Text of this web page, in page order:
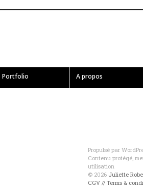
Portfolio A propos
Propulsé par
Contenu protégé,
utilisation
© 2026 Juliette
CGV // Terms &